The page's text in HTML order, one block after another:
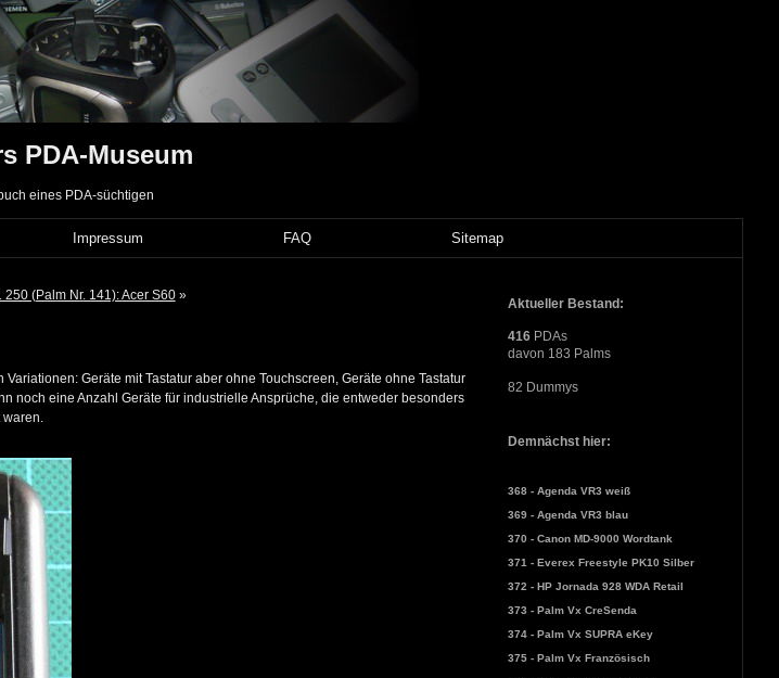
PDA-Museum
eines PDA-süchtigen
Impressum FAQ Sitemap
Aktueller Bestand:
416PDAs
davon 183 Palms
82 Dummys
Demnächst hier:
368 - Agenda VR3 weiß
369 - Agenda VR3 blau
370 - Canon MD-9000 Wordtank
371 - Everex Freestyle PK10 Silber
372 - HP Jornada 928 WDA Retail
373 - Palm Vx CreSenda
374 - Palm Vx SUPRA eKey
375 - Palm Vx Französisch
250 (Palm Nr. 141): Acer S60»
Geräte mit Tastatur aber ohne Touchscreen, Geräte ohne Tastatur
noch eine Anzahl Geräte für industrielle Ansprüche, die entweder besonders
waren.